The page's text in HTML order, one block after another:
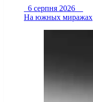
6 серпня 2026
На южных миражах